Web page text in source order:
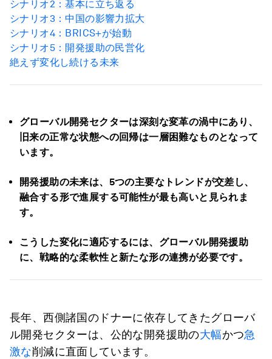
グローバル開発セクターは深刻な変革の渦中にあり、
旧来の正常な状態への回帰は一層困難なものとなって
います。
開発援助の未来は、5つの主要なトレンドが交差し、
融合する形で進展する可能性が最も高いと見られま
す。
こうした変化に適応するには、グローバル開発援助
に、戦略的な柔軟性と新たな形の連携が必要です。
長年、西側諸国のドナーに依存してきたグローバ
ル開発セクターは、公的な開発援助の大幅かつ急
激な削減に直面しています。
シナリオ2 ：基本に立ち返る
シナリオ3 ：中国の影響力拡大
シナリオ4：BRICS+が始動
シナリオ5 ：開発援助の民営化
絶えず変化し続ける未来